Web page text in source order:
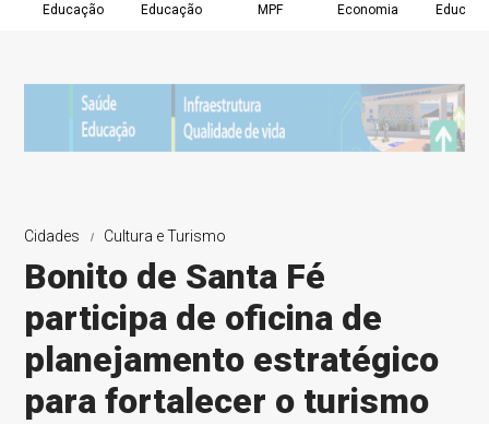
Educação Educação MPF Economia
Cidades Cultura e Turismo
Bonito de Santa Fé
participa de oficina de
planejamento estratégico
para fortalecer o turismo